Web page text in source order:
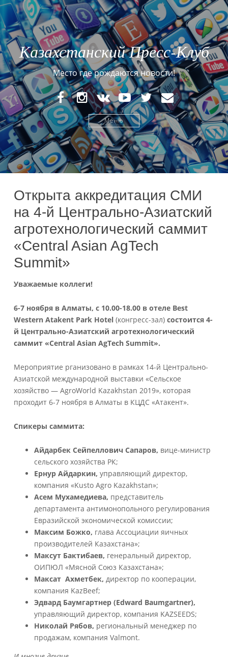
Казахстанский Пресс-Клуб
Место где рождаются новости!
FaceBookInstagram
VK YouTubeTwitterE-
mail
Меню
Открыта аккредитация СМИ
на 4-й Центрально-Азиатский
агротехнологический саммит
«Central Asian AgTech
Summit»
Уважаемые коллеги!
6-7 ноября в Алматы, c 10.00-18.00 в отеле Best
Western Atakent Park Hotel (конгресс-зал)состоится 4-
й Центрально-Азиатский агротехнологический
саммит «Central Asian AgTech Summit».
Мероприятие рганизовано в рамках 14-й Центрально-
Азиатской международной выставки «Сельское
хозяйство — AgroWorld Kazakhstan 2019», которая
проходит 6-7 ноября в Алматы в КЦДС «Атакент».
Спикеры саммита:
Айдарбек Сейпеллович Сапаров, вице-министр
сельского хозяйства РК;
Ернур Айдаркин, управляющий директор,
компания «Kusto Agro Kazakhstan»;
Асем Мухамедиева, представитель
департамента антимонопольного регулирования
Евразийской экономической комиссии;
Максим Божко, глава Ассоциации яичных
производителей Казахстана»;
Максут Бактибаев, генеральный директор,
ОИПЮЛ «Мясной Союз Казахстана»;
Максат Ахметбек, директор по кооперации,
компания KazBeef;
Эдвард Баумгартнер (Edward Baumgartner),
управляющий директор, компания KAZSEEDS;
Николай Рябов, региональный менеджер по
продажам, компания Valmont.